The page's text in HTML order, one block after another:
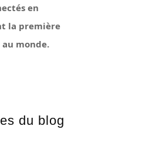
en
la première
monde.
du blog